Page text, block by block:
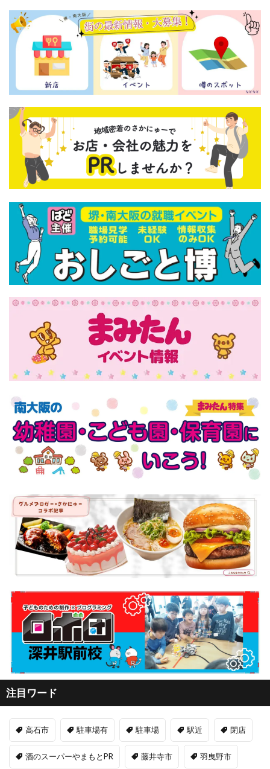
注目ワード
高石市 駐車場有 駐車場 駅近 閉店
酒のスーパーやまもとPR 藤井寺市 羽曳野市